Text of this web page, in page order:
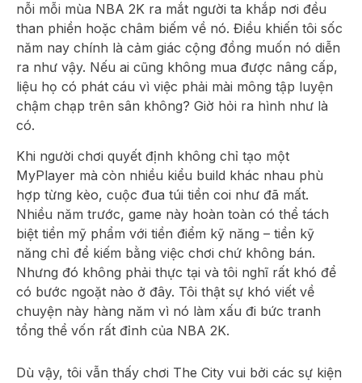
nỗi mỗi mùa NBA 2K ra mắt người ta khắp nơi đều
than phiền hoặc châm biếm về nó. Điều khiến tôi sốc
năm nay chính là cảm giác cộng đồng muốn nó diễn
ra như vậy. Nếu ai cũng không mua được nâng cấp,
liệu họ có phát cáu vì việc phải mài mông tập luyện
chậm chạp trên sân không? Giờ hỏi ra hình như là
có.
Khi người chơi quyết định không chỉ tạo một
MyPlayer mà còn nhiều kiểu build khác nhau phù
hợp từng kèo, cuộc đua túi tiền coi như đã mất.
Nhiều năm trước, game này hoàn toàn có thể tách
biệt tiền mỹ phẩm với tiền điểm kỹ năng – tiền kỹ
năng chỉ để kiếm bằng việc chơi chứ không bán.
Nhưng đó không phải thực tại và tôi nghĩ rất khó để
có bước ngoặt nào ở đây. Tôi thật sự khó viết về
chuyện này hàng năm vì nó làm xấu đi bức tranh
tổng thể vốn rất đỉnh của NBA 2K.
Dù vậy, tôi vẫn thấy chơi The City vui bởi các sự kiện